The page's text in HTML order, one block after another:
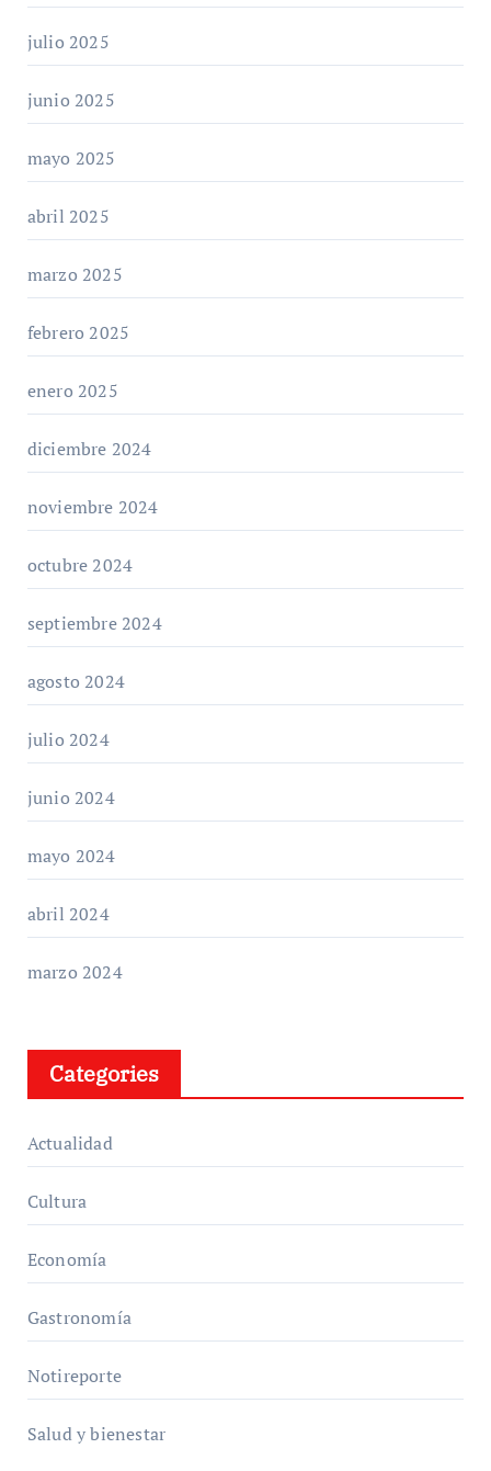
julio 2025
junio 2025
mayo 2025
abril 2025
marzo 2025
febrero 2025
enero 2025
diciembre 2024
noviembre 2024
octubre 2024
septiembre 2024
agosto 2024
julio 2024
junio 2024
mayo 2024
abril 2024
marzo 2024
Categories
Actualidad
Cultura
Economía
Gastronomía
Notireporte
Salud y bienestar